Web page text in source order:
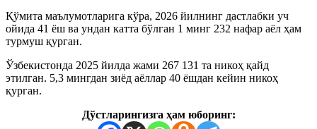
Қўмита маълумотларига кўра, 2026 йилнинг дастлабки уч
ойида 41 ёш ва ундан катта бўлган 1 минг 232 нафар аёл ҳам
турмуш қурган.
Ўзбекистонда 2025 йилда жами 267 131 та никоҳ қайд
этилган. 5,3 мингдан зиёд аёллар 40 ёшдан кейин никоҳ
қурган.
Дўстларингизга ҳам юборинг: